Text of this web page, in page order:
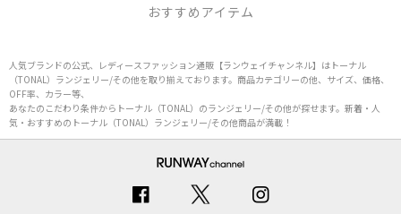
おすすめアイテム
人気ブランドの公式、レディースファッション通販【ランウェイチャンネル】はトーナル
（TONAL）ランジェリー/その他を取り揃えております。商品カテゴリーの他、サイズ、価格、
OFF率、カラー等、
あなたのこだわり条件からトーナル（TONAL）のランジェリー/その他が探せます。新着・人
気・おすすめのトーナル（TONAL）ランジェリー/その他商品が満載！